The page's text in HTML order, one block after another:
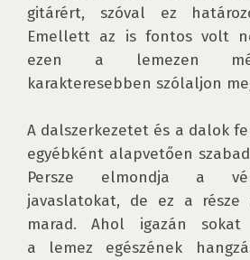
gitárért, szóval ez
Emellett az is fontos volt
ezen a lemezen
karakteresebben szólaljon
A dalszerkezetet és a dalok
egyébként alapvetően
Persze elmondja a
javaslatokat, de ez a
marad. Ahol igazán
a lemez egészének